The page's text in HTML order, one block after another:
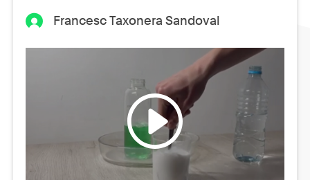
Francesc Taxonera Sandoval